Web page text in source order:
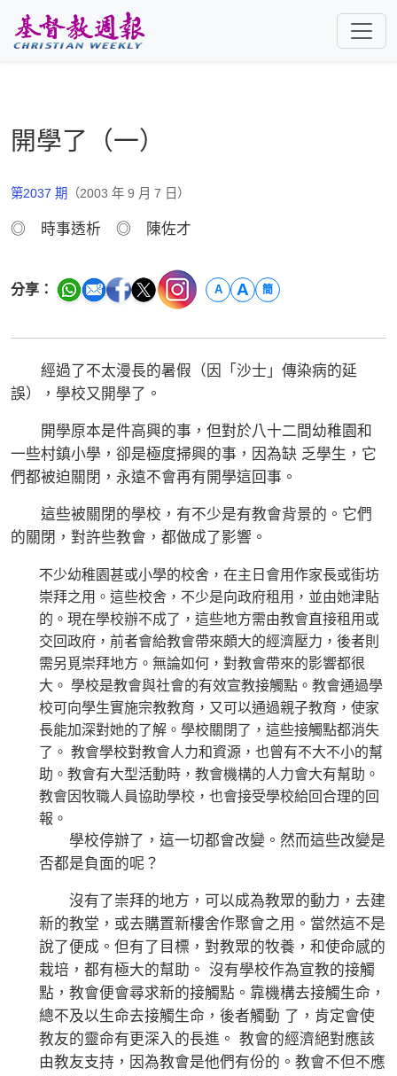
開學了（一）
第2037 期 （2003 年 9 月 7 日）
◎ 時事透析 ◎ 陳佐才
分享： A A 簡
經過了不太漫長的暑假（因「沙士」傳染病的延
誤），學校又開學了。
開學原本是件高興的事，但對於八十二間幼稚園和
一些村鎮小學，卻是極度掃興的事，因為缺 乏學生，它
們都被迫關閉，永遠不會再有開學這回事。
這些被關閉的學校，有不少是有教會背景的。它們
的關閉，對許些教會，都做成了影響。
不少幼稚園甚或小學的校舍，在主日會用作家長或街坊
崇拜之用。這些校舍，不少是向政府租用，並由她津貼
的。現在學校辦不成了，這些地方需由教會直接租用或
交回政府，前者會給教會帶來頗大的經濟壓力，後者則
需另覓崇拜地方。無論如何，對教會帶來的影響都很
大。 學校是教會與社會的有效宣教接觸點。教會通過學
校可向學生實施宗教教育，又可以通過親子教育，使家
長能加深對她的了解。學校關閉了，這些接觸點都消失
了。 教會學校對教會人力和資源，也曾有不大不小的幫
助。教會有大型活動時，教會機構的人力會大有幫助。
教會因牧職人員協助學校，也會接受學校給回合理的回
報。
學校停辦了，這一切都會改變。然而這些改變是
否都是負面的呢？
沒有了崇拜的地方，可以成為教眾的動力，去建
新的教堂，或去購置新樓舍作聚會之用。當然這不是
說了便成。但有了目標，對教眾的牧養，和使命感的
栽培，都有極大的幫助。 沒有學校作為宣教的接觸
點，教會便會尋求新的接觸點。靠機構去接觸生命，
總不及以生命去接觸生命，後者觸動 了，肯定會使
教友的靈命有更深入的長進。 教會的經濟絕對應該
由教友支持，因為教會是他們有份的。教會不但不應